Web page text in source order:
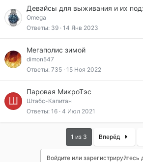
Девайсы для выживания и их
Omega
Ответы 39 14 Янв 2023
Мегаполис зимой
dimon547
Ответы 735 15 Ноя 2022
Ш
Паровая МикроТэс
Штабс-Капитан
Ответы 16 4 Июл 2021
1 из 3 Вперёд
Войдите или зарегистрируйтесь